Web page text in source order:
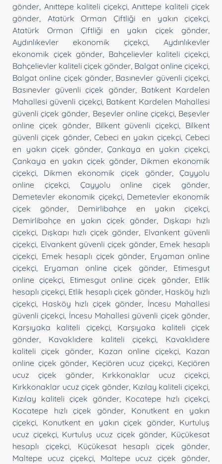
gönder Anıttepe kaliteli çiçekçi, Anıttepe kaliteli çiçek
gönder
Atatürk Orman Çiftliği en yakın çiçekçi
Atatürk Orman Çiftliği en yakın çiçek gönder
Aydınlıkevler ekonomik çiçekçi
Aydınlıkevler
ekonomik çiçek gönder
Bahçelievler kaliteli çiçekçi
Bahçelievler kaliteli çiçek gönder Balgat online çiçekçi
Balgat online çiçek gönder Basınevler güvenli çiçekçi
Basınevler güvenli çiçek gönder, Batıkent Kardelen
Mahallesi güvenli çiçekçi, Batıkent Kardelen Mahallesi
güvenli çiçek gönder Beşevler online çiçekçi, Beşevler
online çiçek gönder, Bilkent güvenli çiçekçi
Bilkent
güvenli çiçek gönder, Cebeci en yakın çiçekçi,Cebeci
en yakın çiçek gönder,Çankaya en yakın çiçekçi
Çankaya en yakın çiçek gönder, Dikmen ekonomik
çiçekçi
Dikmen ekonomik çiçek gönder,Çayyolu
online çiçekçi, Çayyolu online çiçek gönder
Demetevler ekonomik çiçekçi, Demetevler ekonomik
çiçek gönder
Demirlibahçe en yakın çiçekçi
Demirlibahçe en yakın çiçek gönder
Dışkapı hızlı
çiçekçi Dışkapı hızlı çiçek gönder Elvankent güvenli
çiçekçi Elvankent güvenli çiçek gönder, Emek hesaplı
çiçekçi Emek hesaplı çiçek gönder Eryaman online
çiçekçi
Eryaman online çiçek gönder, Etimesgut
online çiçekçi
Etimesgut online çiçek gönder, Etlik
hesaplı çiçekçi, Etlik hesaplı çiçek gönder, Hasköy hızlı
çiçekçi
Hasköy hızlı çiçek gönder
İncesu Mahallesi
güvenli çiçekçi İncesu Mahallesi güvenli çiçek gönder
Karşıyaka kaliteli çiçekçi, Karşıyaka kaliteli çiçek
gönder
Kavaklıdere kaliteli çiçekçi, Kavaklıdere
kaliteli çiçek gönder
Kazan online çiçekçi
Kazan
online çiçek gönder Keçiören ucuz çiçekçi, Keçiören
ucuz çiçek gönder, Kırkkonaklar ucuz çiçekçi
Kırkkonaklar ucuz çiçek gönder Kızılay kaliteli çiçekçi
Kızılay kaliteli çiçek gönder, Kocatepe hızlı çiçekçi
Kocatepe hızlı çiçek gönder
Konutkent en yakın
çiçekçi
Konutkent en yakın çiçek gönder, Kurtuluş
ucuz çiçekçi, Kurtuluş ucuz çiçek gönder Küçükesat
hesaplı çiçekçi, Küçükesat hesaplı çiçek gönder
Maltepe ucuz çiçekçi, Maltepe ucuz çiçek gönder